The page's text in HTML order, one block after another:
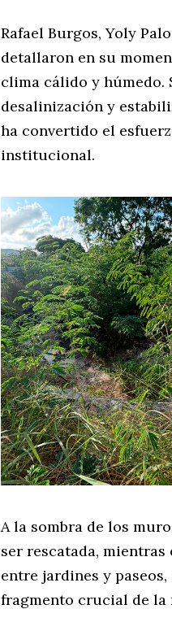
Rafael Burgos, Yoly
detallaron en su
clima cálido y húmedo.
desalinización y
ha convertido el
institucional.
A la sombra de los
ser rescatada, mientras
entre jardines y
fragmento crucial de la